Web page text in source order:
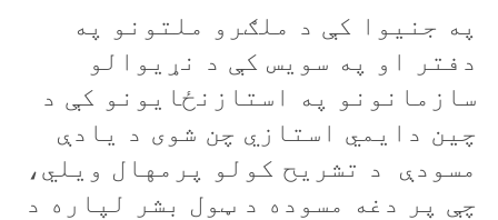
په جنيوا کې د ملګرو ملتونو په
دفتر او په سويس کې د نړيوالو
سازمانونو په استازنځايونو کې د
چين دايمي استازي چن شوی د یادې
مسودې د تشریح کولو پرمهال ویلي،
چې پر دغه مسوده د ټول بشر لپاره د